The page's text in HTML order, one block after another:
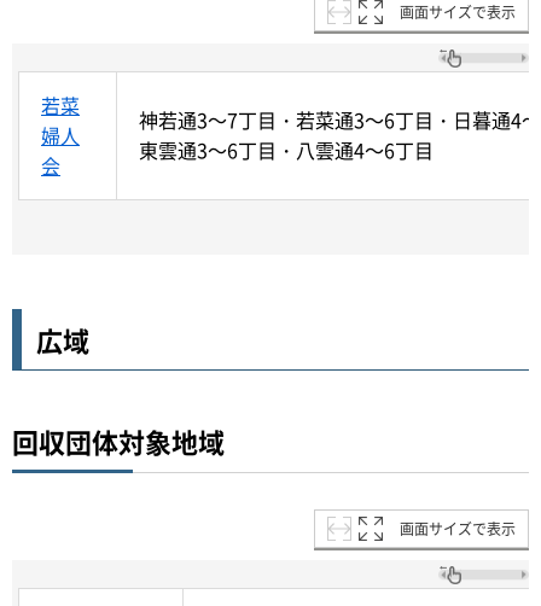
画面サイズで表示
若菜
婦人
会
神若通3～7丁目・若菜通3～6丁目・日暮通4
東雲通3～6丁目・八雲通4～6丁目
広域
回収団体対象地域
画面サイズで表示